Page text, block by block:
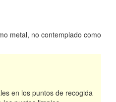
metal, no contemplado como
en los puntos de recogida